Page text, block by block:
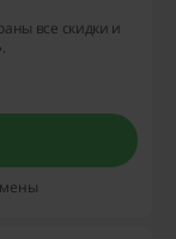
все скидки и